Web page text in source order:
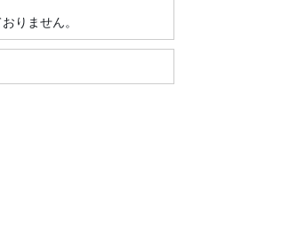
りません。